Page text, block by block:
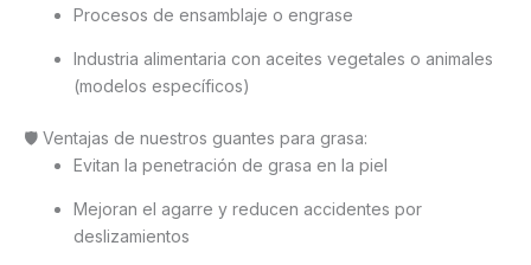
Procesos de ensamblaje o engrase
Industria alimentaria con aceites vegetales o animales
(modelos específicos)
🛡️ Ventajas de nuestros guantes para grasa:
Evitan la penetración de grasa en la piel
Mejoran el agarre y reducen accidentes por
deslizamientos